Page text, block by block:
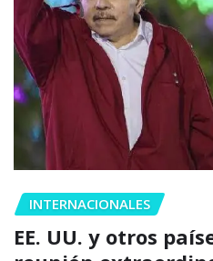
INTERNACIONALES
EE. UU. y otros